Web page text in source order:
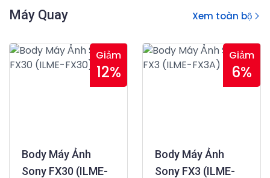
Máy Quay Xem toàn bộ
Giảm
12%
Body Máy Ảnh
Sony FX30 (ILME-
Giảm
6%
Body Máy Ảnh
Sony FX3 (ILME-